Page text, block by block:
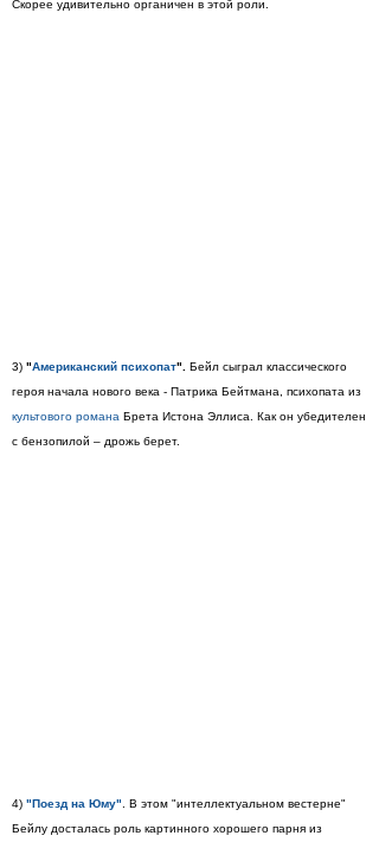
Скорее удивительно органичен в этой роли.
3) "Американский психопат". Бейл сыграл классического
героя начала нового века - Патрика Бейтмана, психопата из
культового романа Брета Истона Эллиса. Как он убедителен
с бензопилой – дрожь берет.
4) "Поезд на Юму" . В этом "интеллектуальном вестерне"
Бейлу досталась роль картинного хорошего парня из